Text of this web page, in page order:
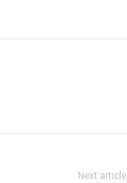
Next article